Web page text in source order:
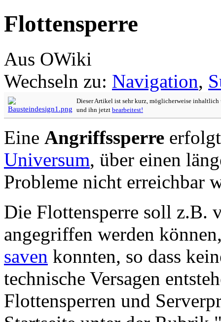
Flottensperre
Aus OWiki
Wechseln zu: Navigation,
Dieser Artikel ist sehr kurz, möglicherweise
und ihn jetzt bearbeitest!
Eine Angriffssperre
Universum, über einen
Probleme nicht erreichbar
Die Flottensperre soll z.B.
angegriffen werden
saven konnten, so dass
technische Versagen
Flottensperren und